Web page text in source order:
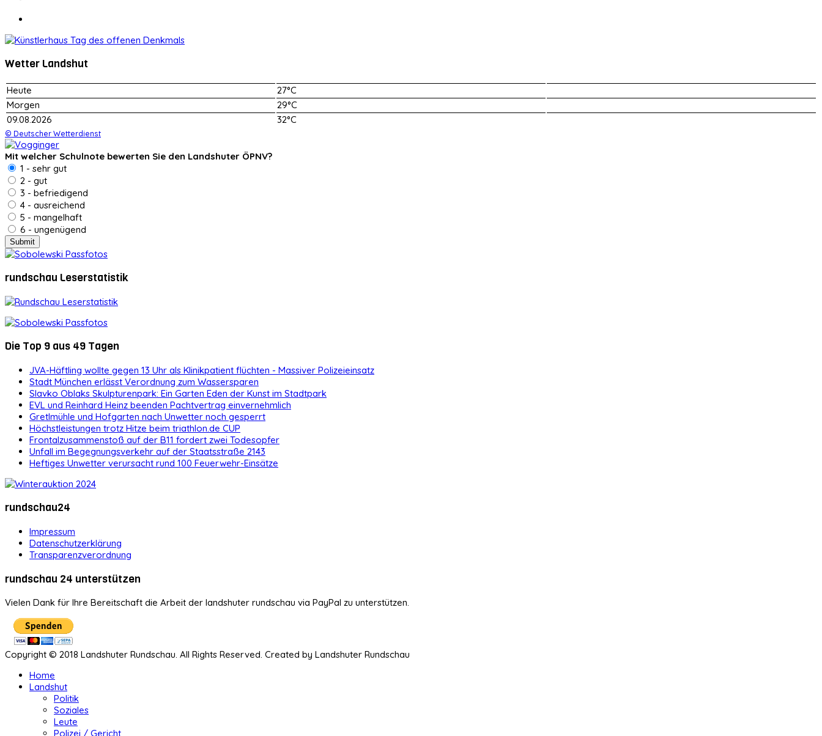
Wetter Landshut
Heute
27°C
Morgen
29°C
09.08.2026
32°C
© Deutscher Wetterdienst
Mit welcher Schulnote bewerten Sie den Landshuter ÖPNV?
1 - sehr gut
2 - gut
3 - befriedigend
4 - ausreichend
5 - mangelhaft
6 - ungenügend
rundschau Leserstatistik
Die Top 9 aus 49 Tagen
JVA-Häftling wollte gegen 13 Uhr als Klinikpatient flüchten - Massiver Polizeieinsatz
Stadt München erlässt Verordnung zum Wassersparen
Slavko Oblaks Skulpturenpark: Ein Garten Eden der Kunst im Stadtpark
EVL und Reinhard Heinz beenden Pachtvertrag einvernehmlich
Gretlmühle und Hofgarten nach Unwetter noch gesperrt
Höchstleistungen trotz Hitze beim triathlon.de CUP
Frontalzusammenstoß auf der B11 fordert zwei Todesopfer
Unfall im Begegnungsverkehr auf der Staatsstraße 2143
Heftiges Unwetter verursacht rund 100 Feuerwehr-Einsätze
rundschau24
Impressum
Datenschutzerklärung
Transparenzverordnung
rundschau 24 unterstützen
Vielen Dank für Ihre Bereitschaft die Arbeit der landshuter rundschau via PayPal zu unterstützen.
Copyright © 2018 Landshuter Rundschau. All Rights Reserved. Created by Landshuter Rundschau
Home
Landshut
Politik
Soziales
Leute
Polizei / Gericht